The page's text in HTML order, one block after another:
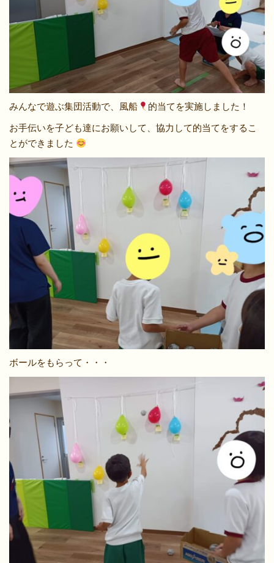
みんなで遊ぶ集団活動で、風船
的当てを実施しました！
お手伝いを子ども達にお願いして、協力して的当てをするこ
とができました
ボールをもらって・・・